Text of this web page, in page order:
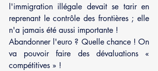
l'immigration illégale devait se tarir en
reprenant le contrôle des frontières ; elle
n'a jamais été aussi importante !
Abandonner l'euro ? Quelle chance ! On
va pouvoir faire des dévaluations «
compétitives » !